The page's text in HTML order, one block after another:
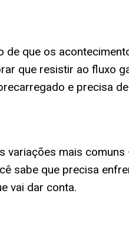
que os
que resistir ao fluxo
e precisa
mais
sabe que precisa
vai dar conta.